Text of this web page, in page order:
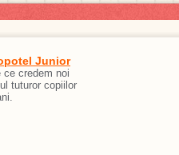
Junior
ce credem noi
tuturor copiilor